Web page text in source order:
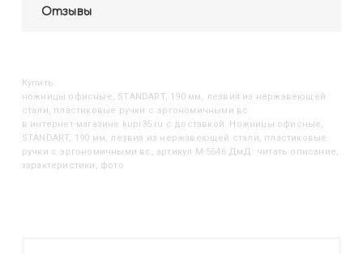
Отзывы
Купить
Ножницы офисные, STANDART, 190 мм, лезвия из нержавеющей
стали, пластиковые ручки с эргономичными вс
в интернет-магазине kupi35.ru с доставкой. Ножницы офисные,
STANDART, 190 мм, лезвия из нержавеющей стали, пластиковые
ручки с эргономичными вс, артикул M-5646 ДмД: читать описание,
характеристики, фото